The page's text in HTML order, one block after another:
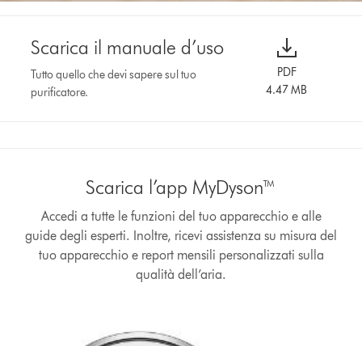
Scarica il manuale d’uso
Tutto quello che devi sapere sul tuo
purificatore.
PDF
4.47 MB
Scarica l’app MyDyson™
Accedi a tutte le funzioni del tuo apparecchio e alle
guide degli esperti. Inoltre, ricevi assistenza su misura del
tuo apparecchio e report mensili personalizzati sulla
qualità dell’aria.